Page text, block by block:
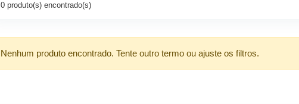
0 produto(s) encontrado(s)
Nenhum produto encontrado. Tente outro termo ou ajuste os filtros.